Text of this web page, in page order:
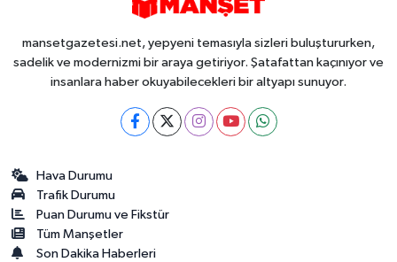
mansetgazetesi.net, yepyeni temasıyla sizleri buluştururken,
sadelik ve modernizmi bir araya getiriyor. Şatafattan kaçınıyor ve
insanlara haber okuyabilecekleri bir altyapı sunuyor.
Hava Durumu
Trafik Durumu
Puan Durumu ve Fikstür
Tüm Manşetler
Son Dakika Haberleri